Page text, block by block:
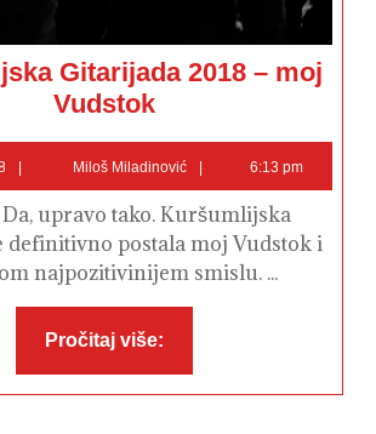
Gitarijada 2018 – moj
VudstokKuršumlijska
Gitarijada
–
moj
Vudstok
Miloš Miladinović 6:13 pm
definitivno postala moj Vudstok i
najpozitivinijem smislu. ...
Pročitaj više: